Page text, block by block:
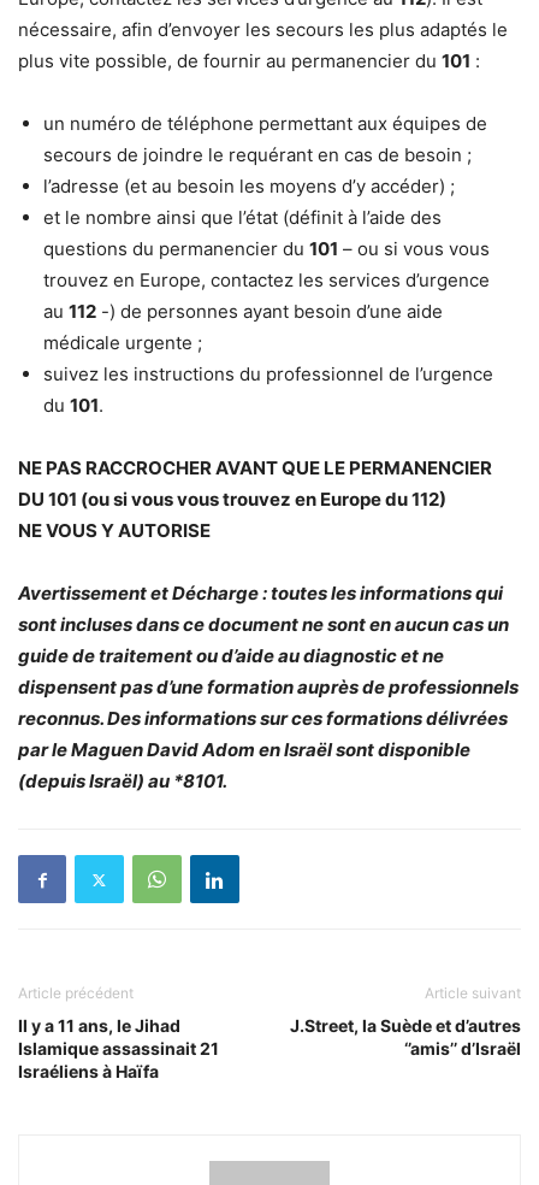
nécessaire, afin d’envoyer les secours les plus adaptés le
plus vite possible, de fournir au permanencier du 101 :
un numéro de téléphone permettant aux équipes de
secours de joindre le requérant en cas de besoin ;
l’adresse (et au besoin les moyens d’y accéder) ;
et le nombre ainsi que l’état (définit à l’aide des
questions du permanencier du 101 – ou si vous vous
trouvez en Europe, contactez les services d’urgence
au 112 -) de personnes ayant besoin d’une aide
médicale urgente ;
suivez les instructions du professionnel de l’urgence
du 101.
NE PAS RACCROCHER AVANT QUE LE PERMANENCIER
DU 101 (ou si vous vous trouvez en Europe du 112)
NE VOUS YAUTORISE
Avertissement et Décharge : toutes les informations qui
sont incluses dans ce document ne sont en aucun cas un
guide de traitement ou d’aide au diagnostic et ne
dispensent pas d’une formation auprès de professionnels
reconnus. Des informations sur ces formations délivrées
par le Maguen David Adom en Israël sont disponible
(depuis Israël) au *8101.
Article précédent
Il y a 11 ans, le Jihad
Islamique assassinait 21
Israéliens à Haïfa
Article suivant
J.Street, la Suède et d’autres
‘’amis’’ d’Israël